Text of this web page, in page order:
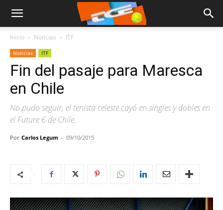
Inicio Noticias ITF
Noticias ITF
Fin del pasaje para Maresca
en Chile
No pudo seguir, el tenista celeste cayó en singles y dobles en
el Future 6 de Chile.
Por Carlos Legum - 09/10/2015